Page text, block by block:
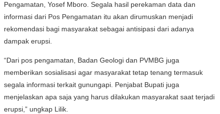
Pengamatan, Yosef Mboro. Segala hasil perekaman data dan
informasi dari Pos Pengamatan itu akan dirumuskan menjadi
rekomendasi bagi masyarakat sebagai antisipasi dari adanya
dampak erupsi.
“Dari pos pengamatan, Badan Geologi dan PVMBG juga
memberikan sosialisasi agar masyarakat tetap tenang termasuk
segala informasi terkait gunungapi. Penjabat Bupati juga
menjelaskan apa saja yang harus dilakukan masyarakat saat terjadi
erupsi,” ungkap Lilik.